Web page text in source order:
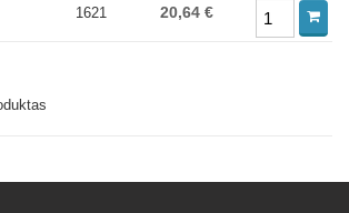
1621 20,64 €